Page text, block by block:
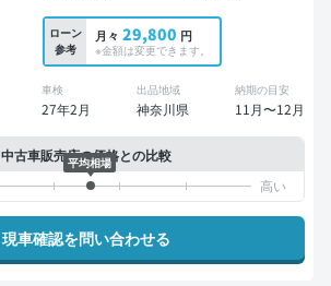
ローン
参考
月々 29,800 円
※金額は変更できます。
車検
27年2月
出品地域
神奈川県
納期の目安
11月〜12月
中古車販売店の価格との比較
平均相場
現車確認を問い合わせる